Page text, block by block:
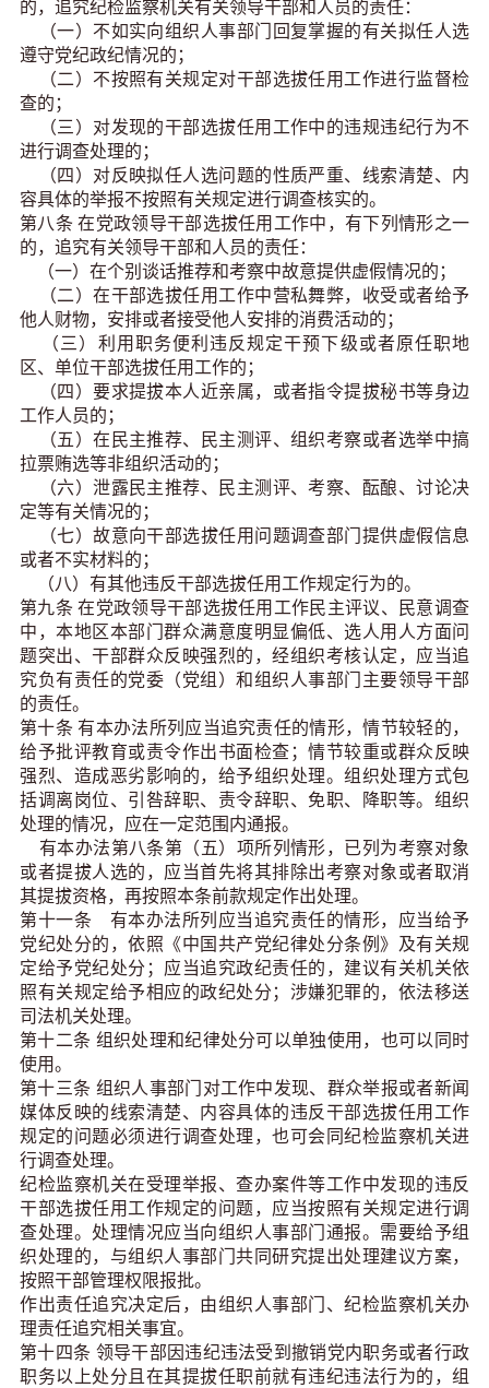
的，追究纪检监察机关有关领导干部和人员的责任：
（一）不如实向组织人事部门回复掌握的有关拟任人选
遵守党纪政纪情况的；
（二）不按照有关规定对干部选拔任用工作进行监督检
查的；
（三）对发现的干部选拔任用工作中的违规违纪行为不
进行调查处理的；
（四）对反映拟任人选问题的性质严重、线索清楚、内
容具体的举报不按照有关规定进行调查核实的。
第八条 在党政领导干部选拔任用工作中，有下列情形之一
的，追究有关领导干部和人员的责任：
（一）在个别谈话推荐和考察中故意提供虚假情况的；
（二）在干部选拔任用工作中营私舞弊，收受或者给予
他人财物，安排或者接受他人安排的消费活动的；
（三）利用职务便利违反规定干预下级或者原任职地
区、单位干部选拔任用工作的；
（四）要求提拔本人近亲属，或者指令提拔秘书等身边
工作人员的；
（五）在民主推荐、民主测评、组织考察或者选举中搞
拉票贿选等非组织活动的；
（六）泄露民主推荐、民主测评、考察、酝酿、讨论决
定等有关情况的；
（七）故意向干部选拔任用问题调查部门提供虚假信息
或者不实材料的；
（八）有其他违反干部选拔任用工作规定行为的。
第九条 在党政领导干部选拔任用工作民主评议、民意调查
中，本地区本部门群众满意度明显偏低、选人用人方面问
题突出、干部群众反映强烈的，经组织考核认定，应当追
究负有责任的党委（党组）和组织人事部门主要领导干部
的责任。
第十条 有本办法所列应当追究责任的情形，情节较轻的，
给予批评教育或责令作出书面检查；情节较重或群众反映
强烈、造成恶劣影响的，给予组织处理。组织处理方式包
括调离岗位、引咎辞职、责令辞职、免职、降职等。组织
处理的情况，应在一定范围内通报。
有本办法第八条第（五）项所列情形，已列为考察对象
或者提拔人选的，应当首先将其排除出考察对象或者取消
其提拔资格，再按照本条前款规定作出处理。
第十一条 有本办法所列应当追究责任的情形，应当给予
党纪处分的，依照《中国共产党纪律处分条例》及有关规
定给予党纪处分；应当追究政纪责任的，建议有关机关依
照有关规定给予相应的政纪处分；涉嫌犯罪的，依法移送
司法机关处理。
第十二条 组织处理和纪律处分可以单独使用，也可以同时
使用。
第十三条 组织人事部门对工作中发现、群众举报或者新闻
媒体反映的线索清楚、内容具体的违反干部选拔任用工作
规定的问题必须进行调查处理，也可会同纪检监察机关进
行调查处理。
纪检监察机关在受理举报、查办案件等工作中发现的违反
干部选拔任用工作规定的问题，应当按照有关规定进行调
查处理。处理情况应当向组织人事部门通报。需要给予组
织处理的，与组织人事部门共同研究提出处理建议方案，
按照干部管理权限报批。
作出责任追究决定后，由组织人事部门、纪检监察机关办
理责任追究相关事宜。
第十四条 领导干部因违纪违法受到撤销党内职务或者行政
职务以上处分且在其提拔任职前就有违纪违法行为的，组